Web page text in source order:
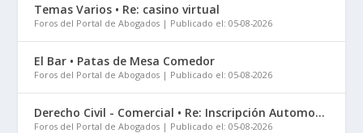
Temas Varios • Re: casino virtual
Foros del Portal de Abogados Publicado el: 05-08-2026
El Bar • Patas de Mesa Comedor
Foros del Portal de Abogados Publicado el: 05-08-2026
Derecho Civil - Comercial • Re: Inscripción Automo...
Foros del Portal de Abogados Publicado el: 05-08-2026